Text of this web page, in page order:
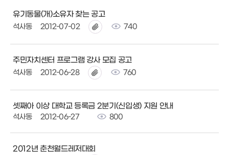
유기동물(개)소유자 찾는 공고
석사동 2012-07-02 740
주민자치센터 프로그램 강사 모집 공고
석사동 2012-06-28 760
셋째아 이상 대학교 등록금 2분기(신입생) 지원 안내
석사동 2012-06-27 800
2012년 춘천월드레저대회